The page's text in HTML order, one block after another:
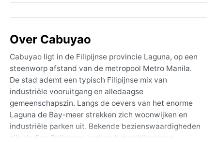
Over Cabuyao
Cabuyao ligt in de Filipijnse provincie Laguna, op een
steenworp afstand van de metropool Metro Manila.
De stad ademt een typisch Filipijnse mix van
industriële vooruitgang en alledaagse
gemeenschapszin. Langs de oevers van het enorme
Laguna de Bay-meer strekken zich woonwijken en
industriële parken uit. Bekende bezienswaardigheden
zijn de San Policarpo-kerk en het nabijgelegen